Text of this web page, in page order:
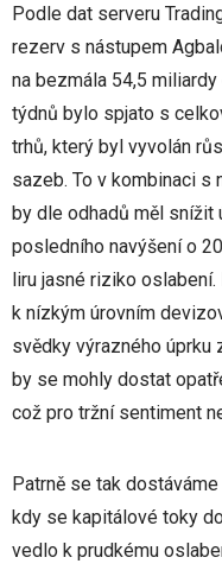
Podle dat serveru
rezerv s nástupem
na bezmála 54,5
týdnů bylo spjato s
trhů, který byl vyvolán
sazeb. To v kombinaci s
by dle odhadů měl snížit
posledního navýšení o
liru jasné riziko
k nízkým úrovním
svědky výrazného úprku
by se mohly dostat
což pro tržní sentiment
Patrně se tak
kdy se kapitálové toky
vedlo k prudkému